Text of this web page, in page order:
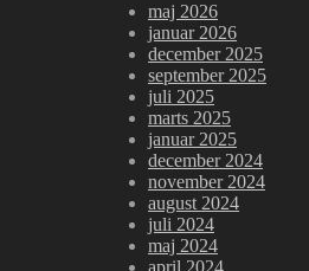
maj 2026
januar 2026
december 2025
september 2025
juli 2025
marts 2025
januar 2025
december 2024
november 2024
august 2024
juli 2024
maj 2024